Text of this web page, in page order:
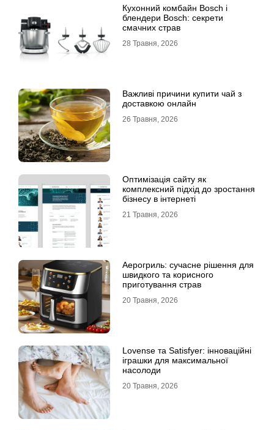
Кухонний комбайн Bosch і
блендери Bosch: секрети
смачних страв
28 Травня, 2026
Важливі причини купити чай з
доставкою онлайн
26 Травня, 2026
Оптимізація сайту як
комплексний підхід до зростання
бізнесу в інтернеті
21 Травня, 2026
Аерогриль: сучасне рішення для
швидкого та корисного
приготування страв
20 Травня, 2026
Lovense та Satisfyer: інноваційні
іграшки для максимальної
насолоди
20 Травня, 2026